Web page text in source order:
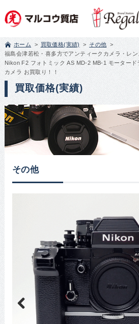
ホーム 買取価格(実績)
その他
福島会津若松・喜多方でアンティークカメラ・レン
Nikon F2 フォトミック AS MD-2 MB-1 モータード
カメラ お買取り！！
買取価格(実績)
その他
Previous